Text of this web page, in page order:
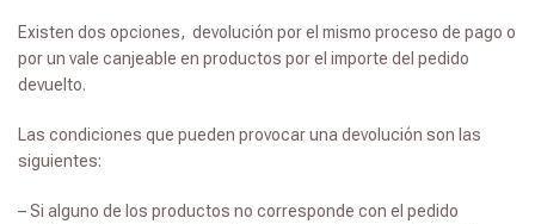
Existen dos opciones, devolución por el mismo proceso de pago o
por un vale canjeable en productos por el importe del pedido
devuelto.
Las condiciones que pueden provocar una devolución son las
siguientes:
– Si alguno de los productos no corresponde con el pedido